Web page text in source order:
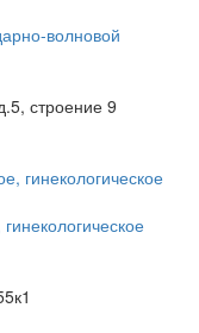
волновой
строение 9